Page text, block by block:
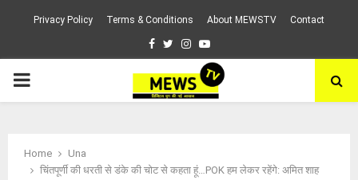
Privacy Policy Terms & Conditions About MEWSTV Contact
Facebook
TwitterInstagram
Youtube
PRIMARY
Home
Una
चिंतपूर्णी की धरती से डंके की चोट से कहता हूं…POK हम लेकर रहेंगे: अमित शाह